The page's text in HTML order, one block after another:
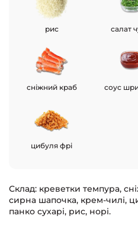
рис салат
сніжний краб соус
цибуля фрі
Склад: креветки темпура,
сирна шапочка, крем-чилі,
панко сухарі, рис, норі.